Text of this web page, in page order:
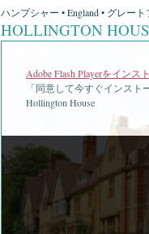
ハンプシャー • England • グレー
HOLLINGTON
Adobe Flash Playerをインス
「同意して今すぐインス
Hollington House